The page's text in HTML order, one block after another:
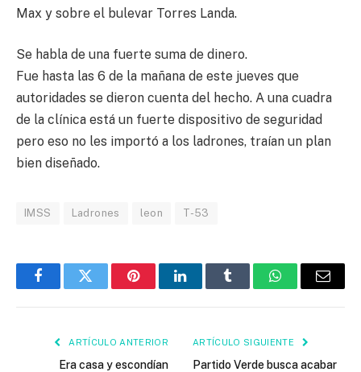
Max y sobre el bulevar Torres Landa.
Se habla de una fuerte suma de dinero.
Fue hasta las 6 de la mañana de este jueves que
autoridades se dieron cuenta del hecho. A una cuadra
de la clínica está un fuerte dispositivo de seguridad
pero eso no les importó a los ladrones, traían un plan
bien diseñado.
IMSS Ladrones leon T-53
FacebookTwitter PinterestLinkedInTumblr WhatsAppEmail
ARTÍCULO ANTERIOR
Era casa y escondían
ARTÍCULO SIGUIENTE
Partido Verde busca acabar